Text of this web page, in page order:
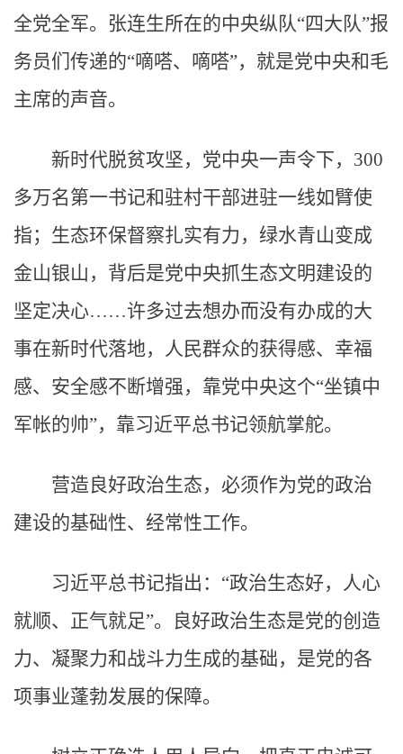
全党全军。张连生所在的中央纵队“四大队”报
务员们传递的“嘀嗒、嘀嗒”，就是党中央和毛
主席的声音。
新时代脱贫攻坚，党中央一声令下，300
多万名第一书记和驻村干部进驻一线如臂使
指；生态环保督察扎实有力，绿水青山变成
金山银山，背后是党中央抓生态文明建设的
坚定决心……许多过去想办而没有办成的大
事在新时代落地，人民群众的获得感、幸福
感、安全感不断增强，靠党中央这个“坐镇中
军帐的帅”，靠习近平总书记领航掌舵。
营造良好政治生态，必须作为党的政治
建设的基础性、经常性工作。
习近平总书记指出：“政治生态好，人心
就顺、正气就足”。良好政治生态是党的创造
力、凝聚力和战斗力生成的基础，是党的各
项事业蓬勃发展的保障。